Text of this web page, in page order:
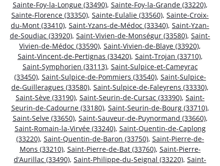
Sainte-Foy-la-Longue (33490), Sainte-Foy-la-Grande (33220),
Sainte-Florence (33350), Sainte-Eulalie (33560), Sainte-Croix-
du-Mont (33410), Saint-Yzans-de-Médoc (33340), Saint-Yzan-
de-Soudiac (33920), Saint-Vivien-de-Monségur (33580), Saint-
Vivien-de-Médoc (33590), Saint-Vivien-de-Blaye (33920),
Saint-Vincent-de-Pertignas (33420), Saint-Trojan (33710),
Saint-Symphorien (33113), Saint-Sulpice-et-Cameyrac
(33450), Saint-Sulpice-de-Pommiers (33540), Saint-Sulpice-
de-Guilleragues (33580), Saint-Sulpice-de-Faleyrens (33330),
Saint-Sève (33190), Saint-Seurin-de-Cursac (33390), Saint-
Seurin-de-Cadourne (33180), Saint-Seurin-de-Bourg (33710),
Saint-Selve (33650), Saint-Sauveur-de-Puynormand (33660),
Saint-Romain-la-Virvée (33240), Saint-Quentin-de-Caplong
(33220), Saint-Quentin-de-Baron (33750), Saint-Pierre-de-
Mons (33210), Saint-Pierre-de-Bat (33760), Saint-Pierre-
d’Aurillac (33490), Saint-Philippe-du-Seignal (33220), Saint-